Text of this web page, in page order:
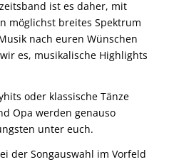
ist es daher, mit
möglichst breites Spektrum
nach euren Wünschen
es, musikalische Highlights
oder klassische Tänze
Opa werden genauso
unter euch.
der Songauswahl im Vorfeld